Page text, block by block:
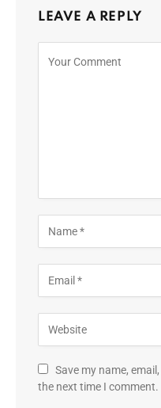
LEAVE A REPLY
Save my name,
the next time I comment.